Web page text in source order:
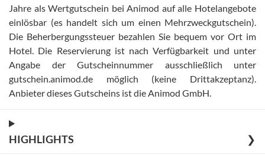
Jahre als Wertgutschein bei Animod auf alle Hotelangebote
einlösbar (es handelt sich um einen Mehrzweckgutschein)
Die Beherbergungssteuer bezahlen Sie bequem vor Ort im
Hotel
Die Reservierung ist nach Verfügbarkeit und unter
Angabe der Gutscheinnummer ausschließlich unter
gutschein.animod.de möglich (keine Drittakzeptanz)
Anbieter dieses Gutscheins ist die Animod GmbH
HIGHLIGHTS ❯